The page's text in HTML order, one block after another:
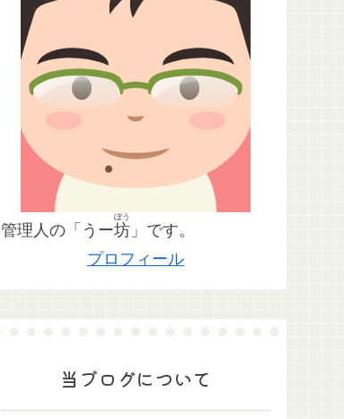
管理人の「うー坊
ぼう
」です。
プロフィール
当ブログについて